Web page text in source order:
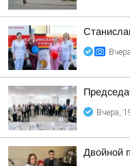
Вчера,
Двойной